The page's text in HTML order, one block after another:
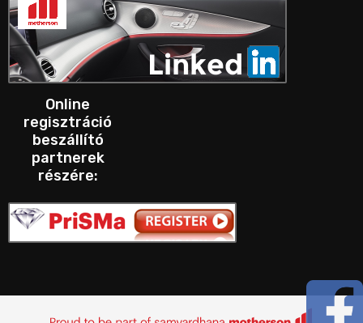
Online
regisztráció
beszállító
partnerek
részére: